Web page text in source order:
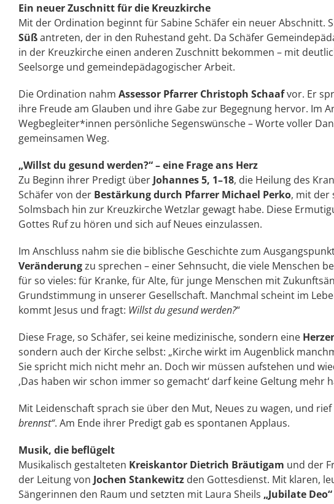
Ein neuer Zuschnitt für die Kreuzkirche
Mit der Ordination beginnt für Sabine Schäfer ein neuer Abschnitt.
Süßantreten, der in den Ruhestand geht. Da Schäfer
in der Kreuzkirche einen anderen Zuschnitt bekommen – mit
Seelsorge und gemeindepädagogischer Arbeit.
Die Ordination nahm Assessor Pfarrer Christoph Schaafvor. Er
ihre Freude am Glauben und ihre Gabe zur Begegnung hervor. Im
Wegbegleiter*innen persönliche Segenswünsche – Worte voller
gemeinsamen Weg.
„Willst du gesund werden?“ – eine Frage ans Herz
Zu Beginn ihrer Predigt über Johannes 5, 1–18, die Heilung des
Schäfer von der Bestärkung durch Pfarrer Michael Perko, mit der
Solmsbach hin zur Kreuzkirche Wetzlar gewagt habe. Diese
Gottes Ruf zu hören und sich auf Neues einzulassen.
Im Anschluss nahm sie die biblische Geschichte zum
Veränderungzu sprechen – einer Sehnsucht, die viele Menschen
für so vieles: für Kranke, für Alte, für junge Menschen mit
Grundstimmung in unserer Gesellschaft. Manchmal scheint im
kommt Jesus und fragt: Willst du gesund werden?“
Diese Frage, so Schäfer, sei keine medizinische, sondern eine
sondern auch der Kirche selbst: „Kirche wirkt im Augenblick
Sie spricht mich nicht mehr an. Doch wir müssen aufstehen und
‚Das haben wir schon immer so gemacht‘ darf keine Geltung mehr
Mit Leidenschaft sprach sie über den Mut, Neues zu wagen, und
brennst“. Am Ende ihrer Predigt gab es spontanen Applaus.
Musik, die beflügelt
Musikalisch gestalteten Kreiskantor Dietrich Bräutigam und der
der Leitung von Jochen Stankewitz den Gottesdienst. Mit klaren,
Sängerinnen den Raum und setzten mit Laura Sheils „Jubilate Deo“